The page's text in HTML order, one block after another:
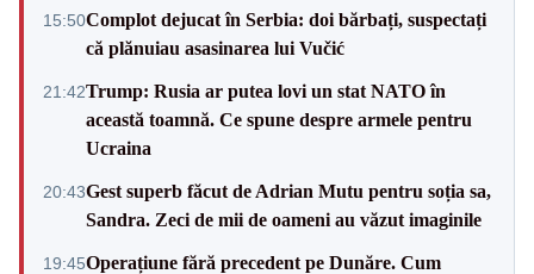
15:50Complot dejucat în Serbia: doi bărbați, suspectați
că plănuiau asasinarea lui Vučić
21:42Trump: Rusia ar putea lovi un stat NATO în
această toamnă. Ce spune despre armele pentru
Ucraina
20:43Gest superb făcut de Adrian Mutu pentru soția sa,
Sandra. Zeci de mii de oameni au văzut imaginile
19:45Operațiune fără precedent pe Dunăre. Cum